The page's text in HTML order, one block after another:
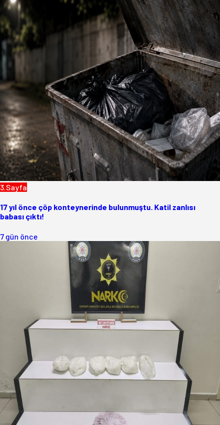
3.Sayfa
17 yıl önce çöp konteynerinde bulunmuştu. Katil zanlısı
babası çıktı!
7 gün önce